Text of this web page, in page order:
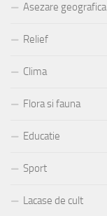
Asezare geografica
Relief
Clima
Flora si fauna
Educatie
Sport
Lacase de cult